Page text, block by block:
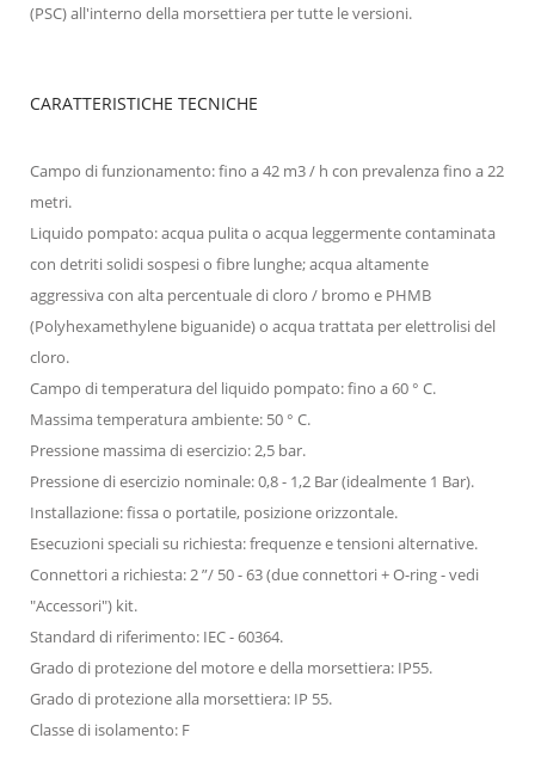
(PSC) all'interno della morsettiera per tutte le versioni.
CARATTERISTICHE TECNICHE
Campo di funzionamento: fino a 42 m3 / h con prevalenza fino a 22
metri.
Liquido pompato: acqua pulita o acqua leggermente contaminata
con detriti solidi sospesi o fibre lunghe; acqua altamente
aggressiva con alta percentuale di cloro / bromo e PHMB
(Polyhexamethylene biguanide) o acqua trattata per elettrolisi del
cloro.
Campo di temperatura del liquido pompato: fino a 60 ° C.
Massima temperatura ambiente: 50 ° C.
Pressione massima di esercizio: 2,5 bar.
Pressione di esercizio nominale: 0,8 - 1,2 Bar (idealmente 1 Bar).
Installazione: fissa o portatile, posizione orizzontale.
Esecuzioni speciali su richiesta: frequenze e tensioni alternative.
Connettori a richiesta: 2 ”/ 50 - 63 (due connettori + O-ring - vedi
"Accessori") kit.
Standard di riferimento: IEC - 60364.
Grado di protezione del motore e della morsettiera: IP55.
Grado di protezione alla morsettiera: IP 55.
Classe di isolamento: F